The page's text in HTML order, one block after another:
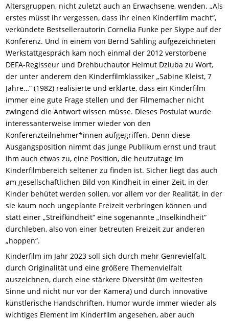
Altersgruppen, nicht zuletzt auch an Erwachsene, wenden. „Als
erstes müsst ihr vergessen, dass ihr einen Kinderfilm macht“,
verkündete Bestsellerautorin Cornelia Funke per Skype auf der
Konferenz. Und in einem von Bernd Sahling aufgezeichneten
Werkstattgespräch kam noch einmal der 2012 verstorbene
DEFA-Regisseur und Drehbuchautor Helmut Dziuba zu Wort,
der unter anderem den Kinderfilmklassiker „Sabine Kleist, 7
Jahre…“ (1982) realisierte und erklärte, dass ein Kinderfilm
immer eine gute Frage stellen und der Filmemacher nicht
zwingend die Antwort wissen müsse. Dieses Postulat wurde
interessanterweise immer wieder von den
Konferenzteilnehmer*innen aufgegriffen. Denn diese
Ausgangsposition nimmt das junge Publikum ernst und traut
ihm auch etwas zu, eine Position, die heutzutage im
Kinderfilmbereich seltener zu finden ist. Sicher liegt das auch
am gesellschaftlichen Bild von Kindheit in einer Zeit, in der
Kinder behütet werden sollen, vor allem vor der Realität, in der
sie kaum noch ungeplante Freizeit verbringen können und
statt einer „Streifkindheit“ eine sogenannte „Inselkindheit“
durchleben, also von einer betreuten Freizeit zur anderen
„hoppen“.
Kinderfilm im Jahr 2023 soll sich durch mehr Genrevielfalt,
durch Originalität und eine größere Themenvielfalt
auszeichnen, durch eine stärkere Diversität (im weitesten
Sinne und nicht nur vor der Kamera) und durch innovative
künstlerische Handschriften. Humor wurde immer wieder als
wichtiges Element im Kinderfilm angesehen, aber auch